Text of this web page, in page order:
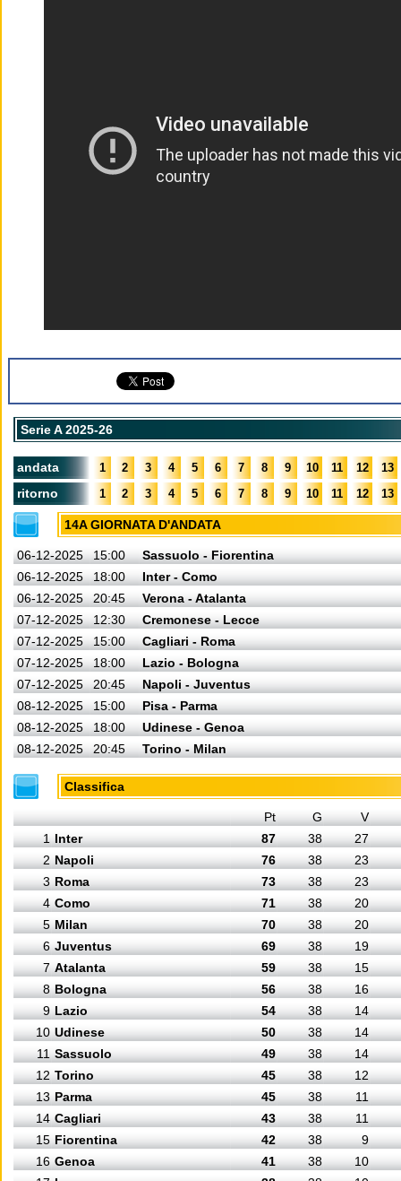
Serie A 2025-26
andata 1 2 3 4 5 6 7 8 9 10 11 12 13
ritorno 1 2 3 4 5 6 7 8 9 10 11 12 13
14A GIORNATA D'ANDATA
06-12-2025 15:00
Sassuolo - Fiorentina
06-12-2025
18:00
Inter - Como
06-12-2025
20:45
Verona - Atalanta
07-12-2025
12:30
Cremonese - Lecce
07-12-2025
15:00
Cagliari - Roma
07-12-2025
18:00
Lazio - Bologna
07-12-2025
20:45
Napoli - Juventus
08-12-2025
15:00
Pisa - Parma
08-12-2025
18:00
Udinese - Genoa
08-12-2025
20:45 Torino - Milan
Classifica
Pt G
V
1 Inter 87 38
27
2 Napoli 76 38
23
3 Roma 73 38
23
4 Como 71 38
20
5 Milan 70 38
20
6 Juventus 69 38
19
7 Atalanta 59 38
15
8 Bologna 56 38
16
9 Lazio 54 38
14
10 Udinese 50 38
14
11 Sassuolo 49 38
14
12 Torino 45 38
12
13 Parma 45 38
11
14 Cagliari 43 38
11
15 Fiorentina 42 38
9
16 Genoa 41 38
10